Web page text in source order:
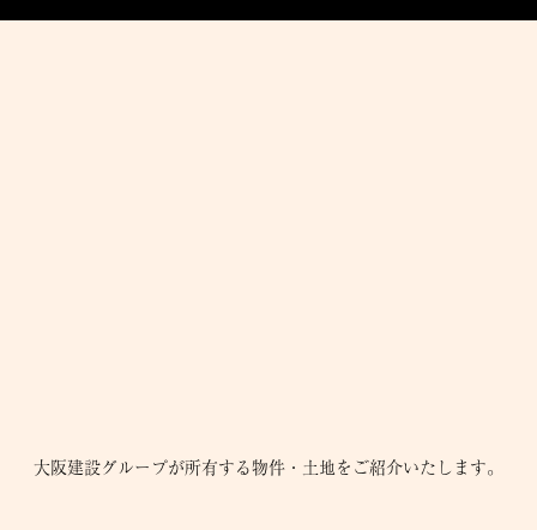
大阪建設グループが所有する物件・土地をご紹介いたします。